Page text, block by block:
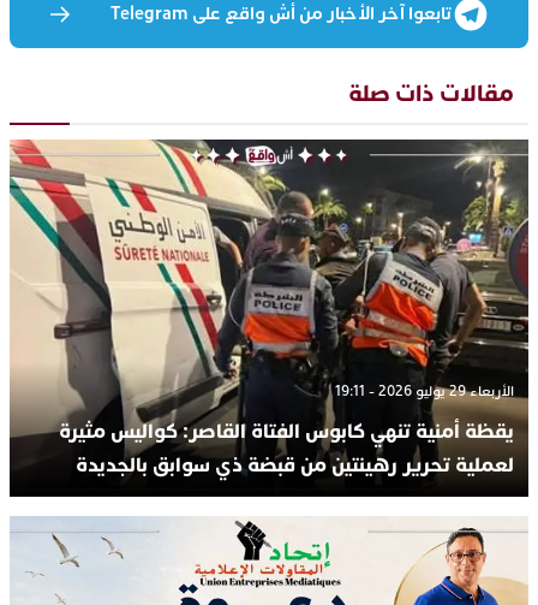
تابعوا آخر الأخبار من أش واقع على Telegram
مقالات ذات صلة
الأربعاء 29 يوليو 2026 - 19:11
يقظة أمنية تنهي كابوس الفتاة القاصر: كواليس مثيرة
لعملية تحرير رهينتين من قبضة ذي سوابق بالجديدة